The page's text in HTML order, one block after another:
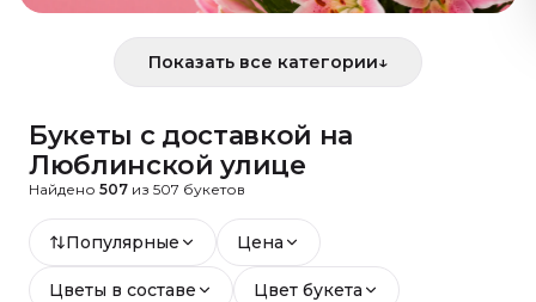
Показать все категории↓
Букеты с доставкой на
Люблинской улице
Найдено 507 из 507 букетов
Популярные Цена
Цветы в составе Цвет букета